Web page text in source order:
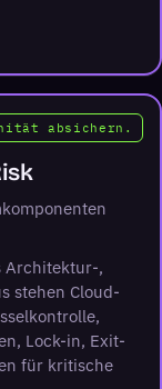
LinkedIn in neuem
absichern.
Architektur-,
stehen Cloud-
Lock-in, Exit-
für kritische